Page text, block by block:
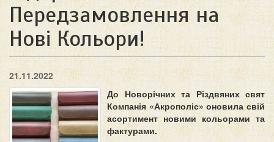
Передзамовлення на
Нові Кольори!
21.11.2022
До Новорічних та Різдвяних свят
Компанія «Акрополіс» оновила свій
асортимент новими кольорами та
фактурами.